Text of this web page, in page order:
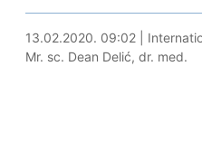
13.02.2020. 09:43
13.02.2020. 09:02|
Mr. sc. Dean Delić, dr. med.